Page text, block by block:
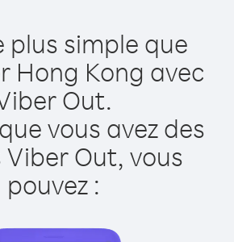
plus simple que
Hong Kong avec
Out.
vous avez des
Out, vous
pouvez :